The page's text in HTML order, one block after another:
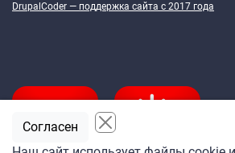
DrupalCoder — поддержка сайта c 2017 года
Согласен